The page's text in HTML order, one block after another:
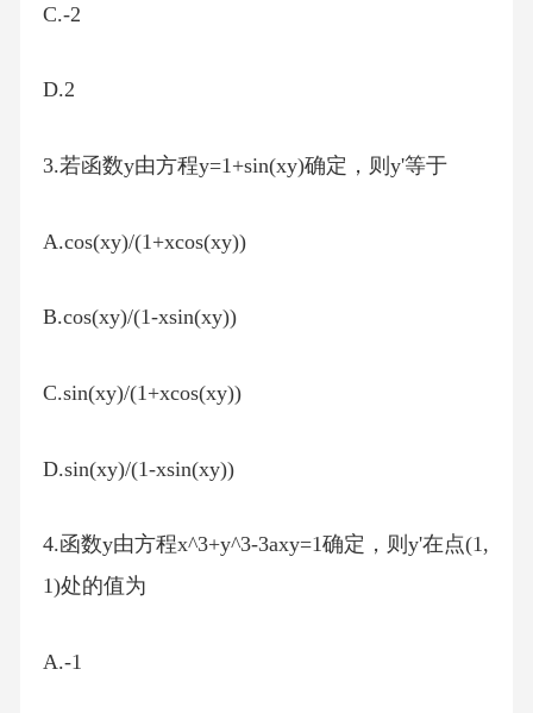
C.-2
D.2
3.若函数y由方程y=1+sin(xy)确定，则y'等于
A.cos(xy)/(1+xcos(xy))
B.cos(xy)/(1-xsin(xy))
C.sin(xy)/(1+xcos(xy))
D.sin(xy)/(1-xsin(xy))
4.函数y由方程x^3+y^3-3axy=1确定，则y'在点(1,
1)处的值为
A.-1